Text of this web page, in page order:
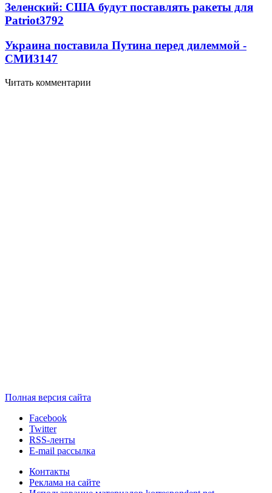
Зеленский: США будут поставлять ракеты для
Patriot3792
Украина поставила Путина перед дилеммой -
СМИ3147
Читать комментарии
Полная версия сайта
Facebook
Twitter
RSS-ленты
E-mail рассылка
Контакты
Реклама на сайте